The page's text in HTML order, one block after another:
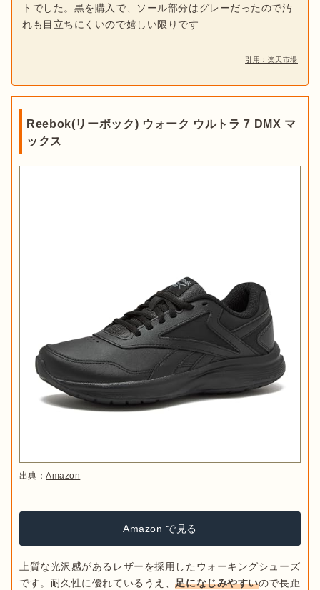
トでした。黒を購入で、ソール部分はグレーだったので汚
れも目立ちにくいので嬉しい限りです
引用：楽天市場
Reebok(リーボック) ウォーク ウルトラ 7 DMX マ
ックス
出典：Amazon
Amazon で見る
上質な光沢感があるレザーを採用したウォーキングシューズ
です。耐久性に優れているうえ、足になじみやすいので長距